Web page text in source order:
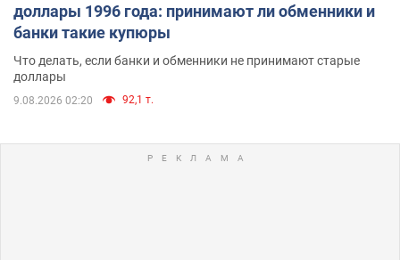
доллары 1996 года: принимают ли обменники и
банки такие купюры
Что делать, если банки и обменники не принимают старые
доллары
9.08.2026 02:20 92,1 т.